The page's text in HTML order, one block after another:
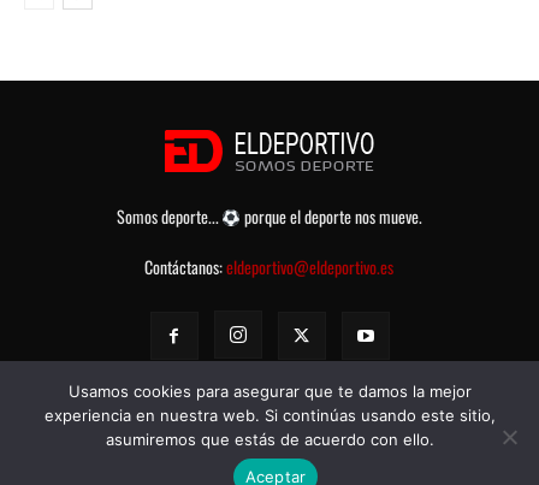
Somos deporte...
porque el deporte nos mueve.
Contáctanos:eldeportivo@eldeportivo.es
© eldeportivo.es 2008 - 2025 Todos los Derechos Reservados -
Usamos cookies para asegurar que te damos la mejor
experiencia en nuestra web. Si continúas usando este sitio,
asumiremos que estás de acuerdo con ello.
Aceptar